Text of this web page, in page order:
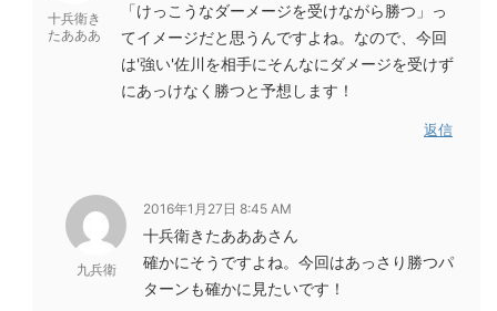
十兵衛き
たあああ
「けっこうなダーメージを受けながら勝つ」っ
てイメージだと思うんですよね。なので、今回
は'強い'佐川を相手にそんなにダメージを受けず
にあっけなく勝つと予想します！
返信
九兵衛
2016年1月27日 8:45 AM
十兵衛きたあああさん
確かにそうですよね。今回はあっさり勝つパ
ターンも確かに見たいです！